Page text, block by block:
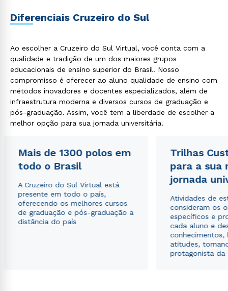
Diferenciais Cruzeiro do Sul
Ao escolher a Cruzeiro do Sul Virtual, você conta com a
qualidade e tradição de um dos maiores grupos
educacionais de ensino superior do Brasil. Nosso
compromisso é oferecer ao aluno qualidade de ensino com
métodos inovadores e docentes especializados, além de
infraestrutura moderna e diversos cursos de graduação e
pós-graduação. Assim, você tem a liberdade de escolher a
melhor opção para sua jornada universitária.
Mais de 1300 polos em
todo o Brasil
A Cruzeiro do Sul Virtual está
presente em todo o país,
oferecendo os melhores cursos
de graduação e pós-graduação a
distância do país
Trilhas
para a sua
jornada
Atividades de
consideram os
específicos e
cada aluno e
conhecimentos,
atitudes,
protagonista da